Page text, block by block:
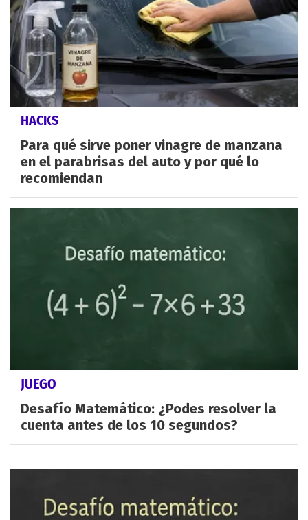
HACKS
Para qué sirve poner vinagre de manzana
en el parabrisas del auto y por qué lo
recomiendan
JUEGO
Desafío Matemático: ¿Podes resolver la
cuenta antes de los 10 segundos?